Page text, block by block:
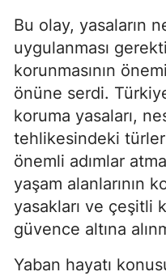
Bu olay, yasaların
uygulanması
korunmasının
önüne serdi.
koruma yasaları,
tehlikesindeki
önemli adımlar
yaşam alanlarının
yasakları ve çeşitli
güvence altına
Yaban hayatı